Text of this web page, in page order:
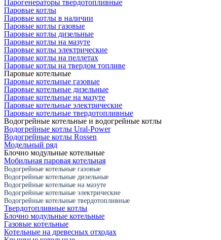
Парогенераторы твердотопливные
Паровые котлы
Паровые котлы в наличии
Паровые котлы газовые
Паровые котлы дизельные
Паровые котлы на мазуте
Паровые котлы электрические
Паровые котлы на пеллетах
Паровые котлы на твердом топливе
Паровые котельные
Паровые котельные газовые
Паровые котельные дизельные
Паровые котельные на мазуте
Паровые котельные электрические
Паровые котельные твердотопливные
Водогрейные котельные и водогрейные котлы
Водогрейные котлы Ural-Power
Водогрейные котлы Rossen
Модельный ряд
Блочно модульные котельные
Мобильная паровая котельная
Водогрейные котельные газовые
Водогрейные котельные дизельные
Водогрейные котельные на мазуте
Водогрейные котельные электрические
Водогрейные котельные твердотопливные
Твердотопливные котлы
Блочно модульные котельные
Газовые котельные
Котельные на древесных отходах